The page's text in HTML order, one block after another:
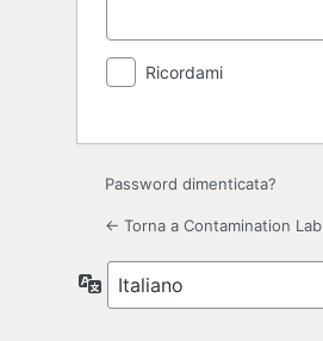
Ricordami
Password dimenticata?
← Torna a Contamination Lab
Lingua